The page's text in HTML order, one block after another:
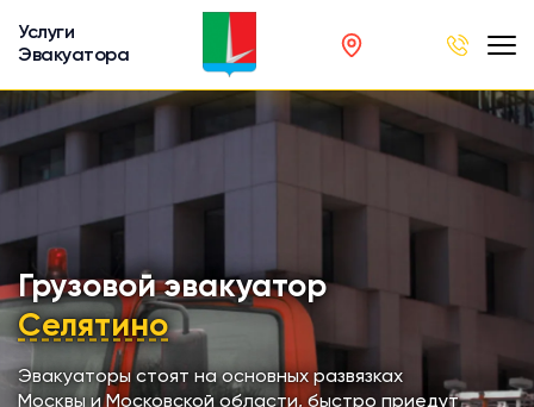
Услуги
Эвакуатора
Грузовой эвакуатор
Селятино
Эвакуаторы стоят на основных развязках
Москвы и Московской области, быстро приедут